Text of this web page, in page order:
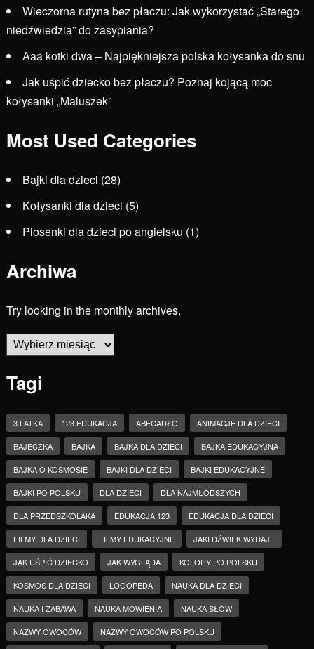
Wieczorna rutyna bez płaczu: Jak wykorzystać „Starego
niedźwiedzia” do zasypiania?
Aaa kotki dwa – Najpiękniejsza polska kołysanka do snu
Jak uśpić dziecko bez płaczu? Poznaj kojącą moc
kołysanki „Maluszek”
Most Used Categories
Bajki dla dzieci (28)
Kołysanki dla dzieci (5)
Piosenki dla dzieci po angielsku (1)
Archiwa
Try looking in the monthly archives.
Archiwa
Tagi
3 LATKA 123 EDUKACJA ABECADŁO ANIMACJE DLA DZIECI
BAJECZKA BAJKA BAJKA DLA DZIECI BAJKA EDUKACYJNA
BAJKA O KOSMOSIE BAJKI DLA DZIECI BAJKI EDUKACYJNE
BAJKI PO POLSKU DLA DZIECI DLA NAJMŁODSZYCH
DLA PRZEDSZKOLAKA EDUKACJA 123 EDUKACJA DLA DZIECI
FILMY DLA DZIECI FILMY EDUKACYJNE JAKI DŹWIĘK WYDAJE
JAK UŚPIĆ DZIECKO JAK WYGLĄDA KOLORY PO POLSKU
KOSMOS DLA DZIECI LOGOPEDA NAUKA DLA DZIECI
NAUKA I ZABAWA NAUKA MÓWIENIA NAUKA SŁÓW
NAZWY OWOCÓW NAZWY OWOCÓW PO POLSKU